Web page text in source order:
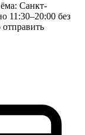
Санкт-
11:30–20:00 без